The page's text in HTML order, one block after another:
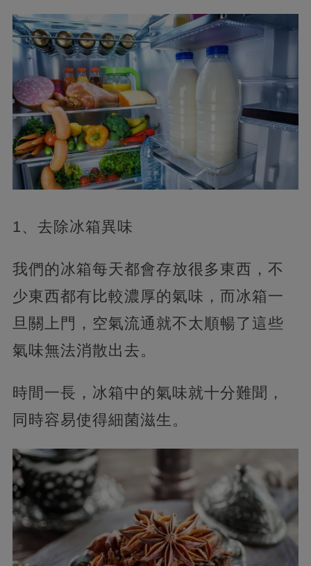
1、去除冰箱異味
我們的冰箱每天都會存放很多東西，不
少東西都有比較濃厚的氣味，而冰箱一
旦關上門，空氣流通就不太順暢了這些
氣味無法消散出去。
時間一長，冰箱中的氣味就十分難聞，
同時容易使得細菌滋生。